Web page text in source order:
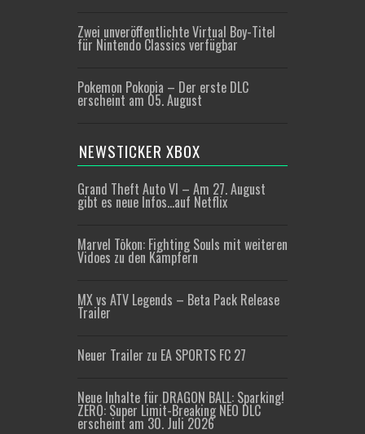
Zwei unveröffentlichte Virtual Boy-Titel
für Nintendo Classics verfügbar
Pokemon Pokopia – Der erste DLC
erscheint am 05. August
NEWSTICKER XBOX
Grand Theft Auto VI – Am 27. August
gibt es neue Infos…auf Netflix
Marvel Tōkon: Fighting Souls mit weiteren
Vidoes zu den Kämpfern
MX vs ATV Legends – Beta Pack Release
Trailer
Neuer Trailer zu EA SPORTS FC 27
Neue Inhalte für DRAGON BALL: Sparking!
ZERO: Super Limit-Breaking NEO DLC
erscheint am 30. Juli 2026